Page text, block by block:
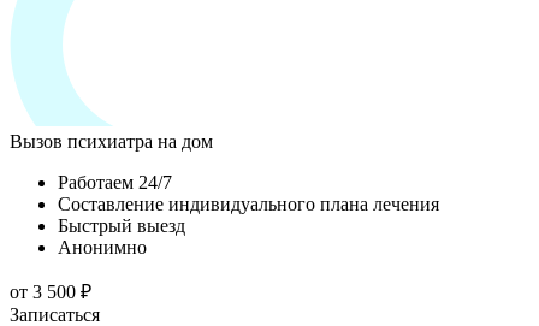
Вызов психиатра на дом
Работаем 24/7
Составление индивидуального плана лечения
Быстрый выезд
Анонимно
от 3 500 ₽
Записаться